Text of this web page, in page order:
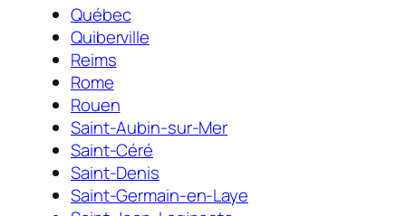
Québec
Quiberville
Reims
Rome
Rouen
Saint-Aubin-sur-Mer
Saint-Céré
Saint-Denis
Saint-Germain-en-Laye